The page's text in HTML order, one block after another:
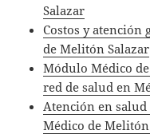
Salazar
Costos y atención
de Melitón Salazar
Módulo Médico
red de salud en
Atención en
Médico de